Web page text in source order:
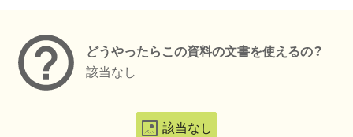
どうやったらこの資料の文書を使えるの？
該当なし
該当なし